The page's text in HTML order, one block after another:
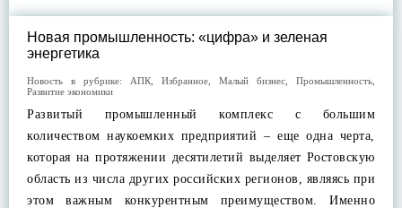
Новая промышленность: «цифра» и зеленая
энергетика
Новость в рубрике: АПК Избранное Малый бизнес Промышленность
Развитие экономики
Развитый промышленный комплекс с большим
количеством наукоемких предприятий – еще одна черта,
которая на протяжении десятилетий выделяет Ростовскую
область из числа других российских регионов, являясь при
этом важным конкурентным преимуществом. Именно